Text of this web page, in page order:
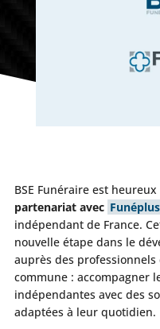
BSE Funéraire est heureux
partenariat avec Funéplus
indépendant de France.
nouvelle étape dans le
auprès des
commune : accompagner
indépendantes avec des
adaptées à leur quotidien.